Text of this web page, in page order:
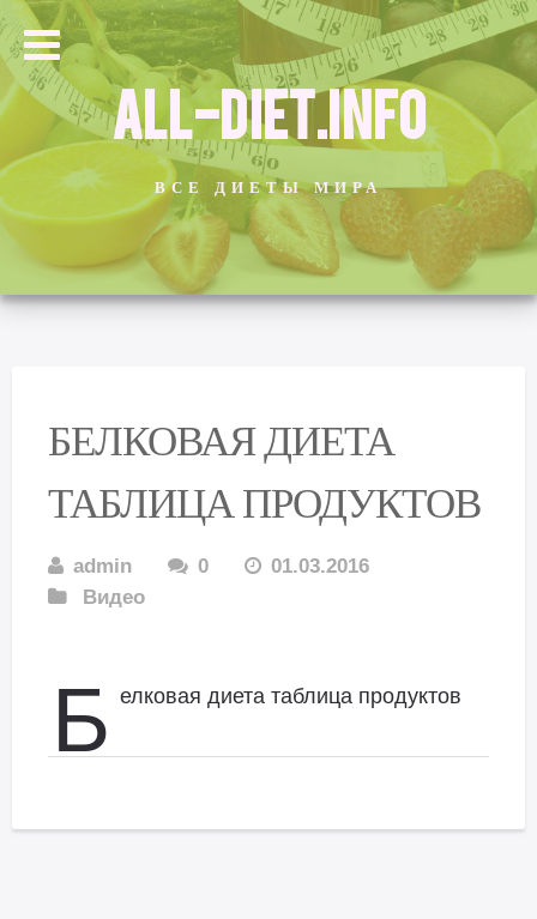
ALL-DIET.INFO
ВСЕ ДИЕТЫ МИРА
БЕЛКОВАЯ ДИЕТА
ТАБЛИЦА ПРОДУКТОВ
admin 0
01.03.2016
Видео
Б елковая диета таблица продуктов